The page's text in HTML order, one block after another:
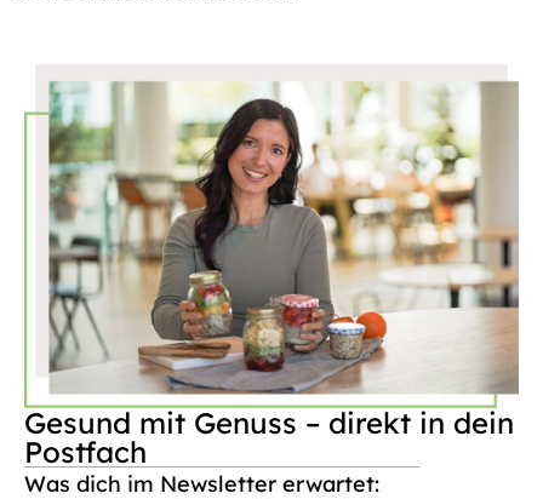
Gesund mit Genuss – direkt in dein
Postfach
Was dich im Newsletter erwartet: